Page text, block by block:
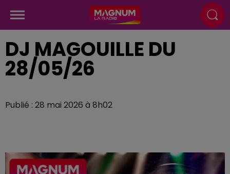
DJ MAGOUILLE DU
28/05/26
Publié : 28 mai 2026 à 8h02